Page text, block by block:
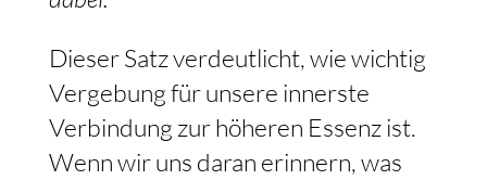
Dieser Satz verdeutlicht, wie wichtig
Vergebung für unsere innerste
Verbindung zur höheren Essenz ist.
Wenn wir uns daran erinnern, was